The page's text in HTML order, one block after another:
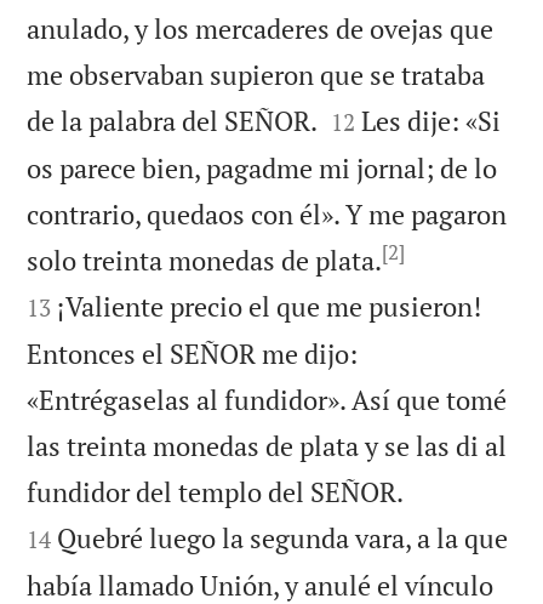
anulado, y los mercaderes de ovejas que
me observaban supieron que se trataba
de la palabra del SEÑOR. 

12 Les dije: «Si
os parece bien, pagadme mi jornal; de lo
contrario, quedaos con él». Y me pagaron
solo treinta monedas de plata.[2]
13 ¡Valiente precio el que me pusieron!
Entonces el SEÑOR me dijo:
«Entrégaselas al fundidor». Así que tomé
las treinta monedas de plata y se las di al
fundidor del templo del SEÑOR.
14 Quebré luego la segunda vara, a la que
había llamado Unión, y anulé el vínculo